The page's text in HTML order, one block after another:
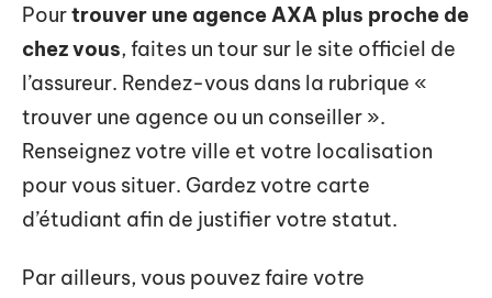
Pourtrouver une agence AXA plus proche de
chez vous, faites un tour sur le site officiel de
l’assureur. Rendez-vous dans la rubrique «
trouver une agence ou un conseiller ».
Renseignez votre ville et votre localisation
pour vous situer. Gardez votre carte
d’étudiant afin de justifier votre statut.
Par ailleurs, vous pouvez faire votre